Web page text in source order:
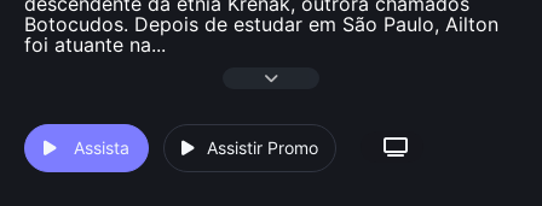
Botocudos. Depois de estudar em São Paulo, Ailton
foi atuante na...
Assista Assistir Promo